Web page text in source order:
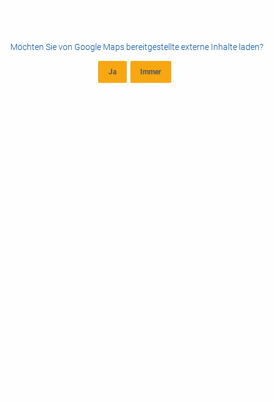
Möchten Sie von Google Mapsbereitgestellte externe Inhalte laden?
Ja Immer